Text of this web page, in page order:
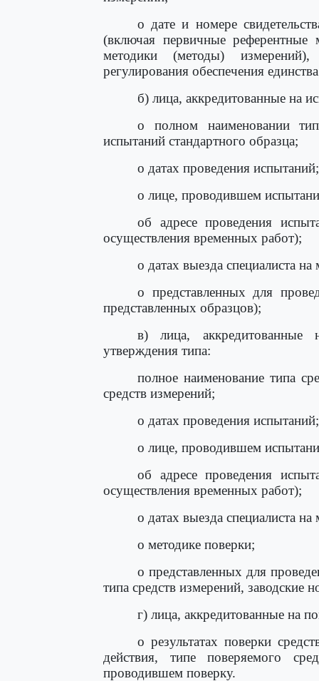
о дате и номере
(включая первичные
методики (методы)
регулирования обеспечения
б) лица, аккредитованные на
о полном наименовании
испытаний стандартного образца;
о датах проведения испытаний;
о лице, проводившем
об адресе проведения
осуществления временных работ);
о датах выезда специалиста
о представленных для
представленных образцов);
в) лица, аккредитованные
утверждения типа:
полное наименование типа
средств измерений;
о датах проведения испытаний;
о лице, проводившем
об адресе проведения
осуществления временных работ);
о датах выезда специалиста
о методике поверки;
о представленных для
типа средств измерений, заводские
г) лица, аккредитованные на
о результатах поверки
действия, типе поверяемого
проводившем поверку.